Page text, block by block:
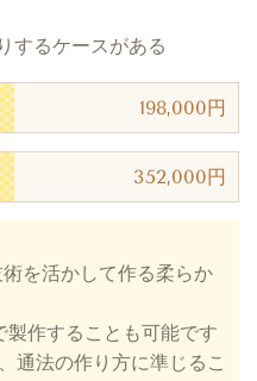
するケースがある
198,000円
352,000円
を活かして作る柔らか
製作することも可能です
通法の作り方に準じるこ